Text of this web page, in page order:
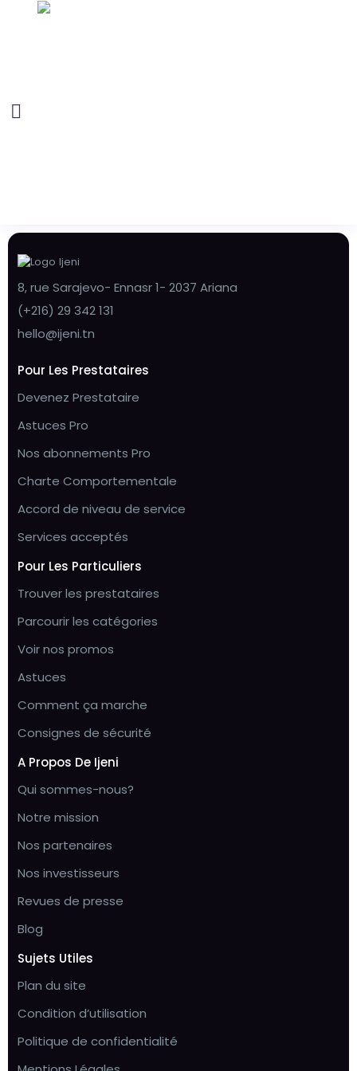
8, rue Sarajevo- Ennasr 1- 2037 Ariana
(+216) 29 342 131
hello@ijeni.tn
Pour Les Prestataires
Devenez Prestataire
Astuces Pro
Nos abonnements Pro
Charte Comportementale
Accord de niveau de service
Services acceptés
Pour Les Particuliers
Trouver les prestataires
Parcourir les catégories
Voir nos promos
Astuces
Comment ça marche
Consignes de sécurité
A Propos De Ijeni
Qui sommes-nous?
Notre mission
Nos partenaires
Nos investisseurs
Revues de presse
Blog
Sujets Utiles
Plan du site
Condition d’utilisation
Politique de confidentialité